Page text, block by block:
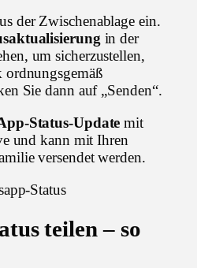
der Zwischenablage ein.
in der
um sicherzustellen,
ordnungsgemäß
Sie dann auf „Senden“.
Status-Updatemit
und kann mit Ihren
versendet werden.
teilen – so